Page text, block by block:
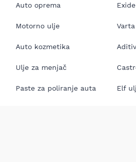
Auto oprema
Motorno ulje
Auto kozmetika
Ulje za menjač
Paste za poliranje auta Elf